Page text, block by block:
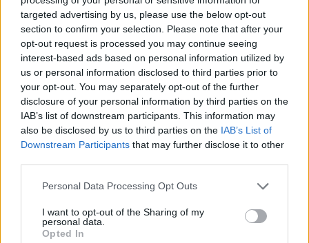
targeted advertising by us, please use the below opt-out
section to confirm your selection. Please note that after your
opt-out request is processed you may continue seeing
interest-based ads based on personal information utilized by
us or personal information disclosed to third parties prior to
your opt-out. You may separately opt-out of the further
disclosure of your personal information by third parties on the
IAB’s list of downstream participants. This information may
also be disclosed by us to third parties on the IAB’s List of
Downstream Participants that may further disclose it to other
Personal Data Processing Opt Outs
I want to opt-out of the Sharing of my
personal data.
Opted In
Tételszám: 43
Eladó adatai
Műgyűjtők Háza Kft.
Cím: Dudás Attila
Műgyűjtők Háza kft.
Budapest
1023.Bp. Zsigmond tér 11.
Telefon: 18008123
http://www.mugyujtokhaza.hu
Bemutatkozás: 2013 nyarán nyitottuk meg Galériánkat